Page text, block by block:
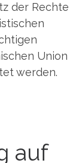
der Rechte
Union
werden.
auf